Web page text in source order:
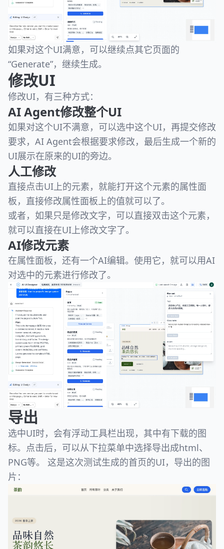
如果对这个UI满意，可以继续点其它页面的
“Generate”，继续生成。
修改UI
修改UI，有三种方式：
AI Agent修改整个UI
如果对这个UI不满意，可以选中这个UI，再提交修改
要求，AI Agent会根据要求修改，最后生成一个新的
UI展示在原来的UI的旁边。
人工修改
直接点击UI上的元素，就能打开这个元素的属性面
板，直接修改属性面板上的值就可以了。
或者，如果只是修改文字，可以直接双击这个元素，
就可以直接在UI上修改文字了。
AI修改元素
在属性面板，还有一个AI编辑。使用它，就可以用AI
对选中的元素进行修改了。
导出
选中UI时，会有浮动工具栏出现，其中有下载的图
标。点击后，可以从下拉菜单中选择导出成html、
PNG等。 这是这次测试生成的首页的UI，导出的图
片：